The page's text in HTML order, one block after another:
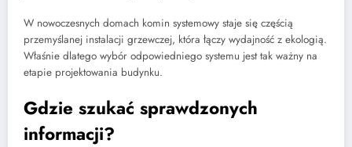
W nowoczesnych domach komin systemowy staje się częścią
przemyślanej instalacji grzewczej, która łączy wydajność z ekologią.
Właśnie dlatego wybór odpowiedniego systemu jest tak ważny na
etapie projektowania budynku.
Gdzie szukać sprawdzonych
informacji?